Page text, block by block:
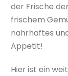
der Frische
frischem
nahrhaftes
Appetit!
Hier ist ein